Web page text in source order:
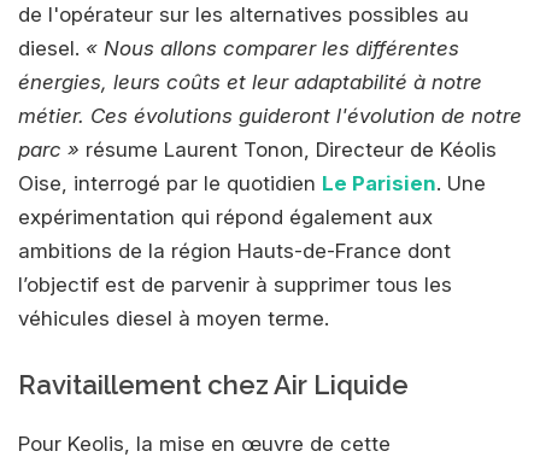
de l'opérateur sur les alternatives possibles au
diesel. « Nous allons comparer les différentes
énergies, leurs coûts et leur adaptabilité à notre
métier. Ces évolutions guideront l'évolution de notre
parc » résume Laurent Tonon, Directeur de Kéolis
Oise, interrogé par le quotidien Le Parisien. Une
expérimentation qui répond également aux
ambitions de la région Hauts-de-France dont
l’objectif est de parvenir à supprimer tous les
véhicules diesel à moyen terme.
Ravitaillement chez Air Liquide
Pour Keolis, la mise en œuvre de cette